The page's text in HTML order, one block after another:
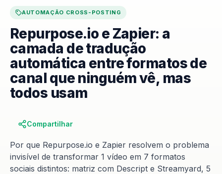
AUTOMAÇÃO CROSS-POSTING
Repurpose.io e Zapier: a
camada de tradução
automática entre formatos de
canal que ninguém vê, mas
todos usam
Compartilhar
Por que Repurpose.io e Zapier resolvem o problema
invisível de transformar 1 vídeo em 7 formatos
sociais distintos: matriz com Descript e Streamyard, 5